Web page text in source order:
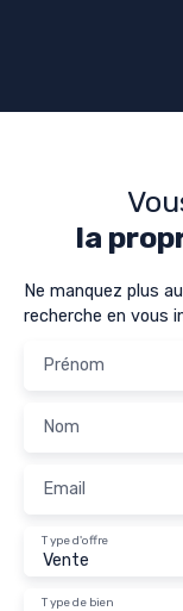
la
Ne manquez plus
recherche en vous
Prénom
Nom
Email
Vente
Type d'offre
Type de bien